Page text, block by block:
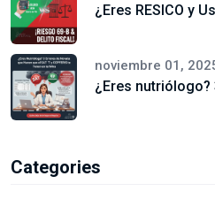
¿Eres RESICO y
noviembre 01,
¿Eres nutriólogo?
Categories